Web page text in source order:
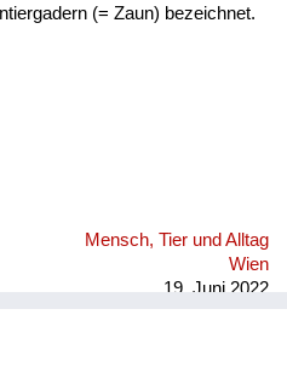
(= Zaun) bezeichnet.
Mensch, Tier und Alltag
Wien
19. Juni 2022